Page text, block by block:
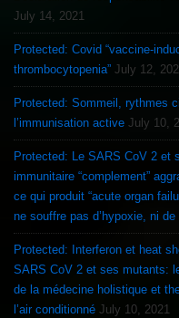
July 14, 2021
Protected: Covid “vaccine-
thrombocytopenia” July 12,
Protected: Sommeil, rythmes
l’immunisation active July 10,
Protected: Le SARS CoV 2 et
immunitaire “complement”
ce qui produit “acute organ
ne souffre pas d’hypoxie, ni de
Protected: Interferon et heat
SARS CoV 2 et ses mutants:
de la médecine holistique et
l’air conditionné July 10, 2021